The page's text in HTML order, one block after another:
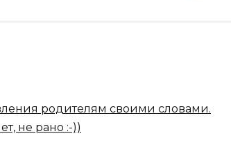
родителям своими словами.
не рано :-))